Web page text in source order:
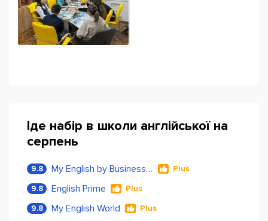
Іде набір в школи англійської на
серпень
9.8 My English by Business Language Plus
9.8 English Prime Plus
9.8 My English World Plus